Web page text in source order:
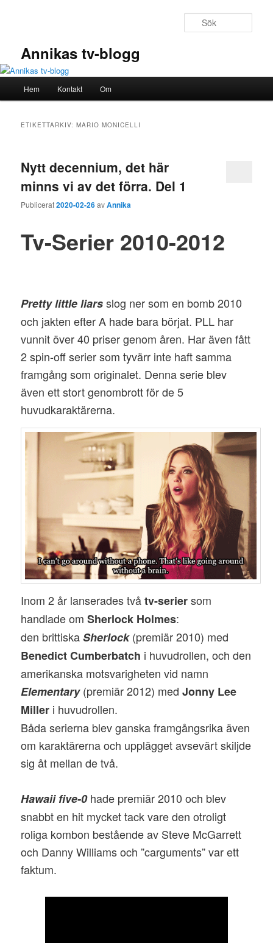
Annikas tv-blogg
Hem Kontakt Om
ETIKETTARKIV:MARIO MONICELLI
Nytt decennium, det här
minns vi av det förra. Del 1
Publicerat2020-02-26avAnnika
Tv-Serier 2010-2012
Pretty little liarsslog ner som en bomb 2010
och jakten efter A hade bara börjat. PLL har
vunnit över 40 priser genom åren. Har även fått
2 spin-off serier som tyvärr inte haft samma
framgång som originalet. Denna serie blev
även ett stort genombrott för de 5
huvudkaraktärerna.
Inom 2 år lanserades tvåtv-seriersom
handlade omSherlock Holmes:
den brittiskaSherlock(premiär 2010) med
Benedict Cumberbatch i huvudrollen, och den
amerikanska motsvarigheten vid namn
Elementary(premiär 2012) medJonny Lee
Miller i huvudrollen.
Båda serierna blev ganska framgångsrika även
om karaktärerna och upplägget avsevärt skiljde
sig åt mellan de två.
Hawaii five-0hade premiär 2010 och blev
snabbt en hit mycket tack vare den otroligt
roliga kombon bestående av Steve McGarrett
och Danny Williams och ”carguments” var ett
faktum.